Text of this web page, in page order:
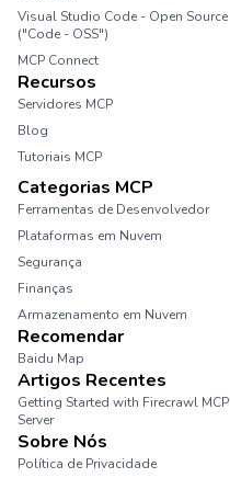
Visual Studio Code - Open Source
("Code - OSS")
MCP Connect
Recursos
Servidores MCP
Blog
Tutoriais MCP
Categorias MCP
Ferramentas de Desenvolvedor
Plataformas em Nuvem
Segurança
Finanças
Armazenamento em Nuvem
Recomendar
Baidu Map
Artigos Recentes
Getting Started with Firecrawl MCP
Server
Sobre Nós
Política de Privacidade